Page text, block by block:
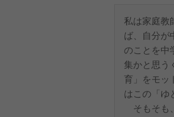
私は家庭教
ば、自分が
のことを中
集かと思う
育」をモッ
はこの「ゆ
そもそも